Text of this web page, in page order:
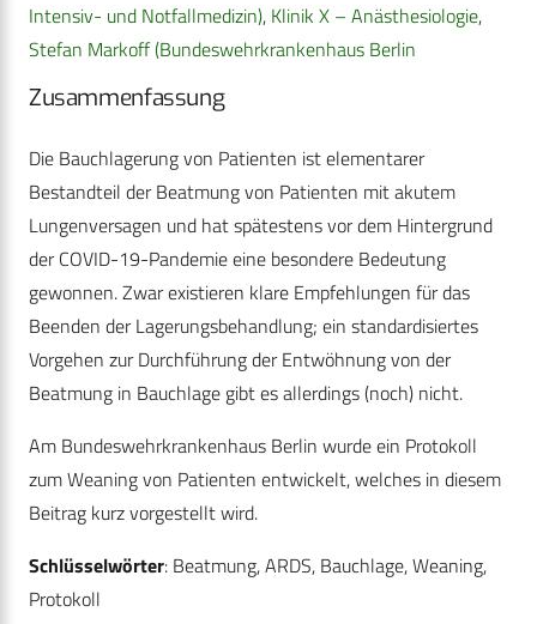
Intensiv- und Notfallmedizin), Klinik X – Anästhesiologie,
Stefan Markoff (Bundeswehrkrankenhaus Berlin
Zusammenfassung
Die Bauchlagerung von Patienten ist elementarer
Bestandteil der Beatmung von Patienten mit akutem
Lungenversagen und hat spätestens vor dem Hintergrund
der COVID-19-Pandemie eine besondere Bedeutung
gewonnen. Zwar existieren klare Empfehlungen für das
Beenden der Lagerungsbehandlung; ein standardisiertes
Vorgehen zur Durchführung der Entwöhnung von der
Beatmung in Bauchlage gibt es allerdings (noch) nicht.
Am Bundeswehrkrankenhaus Berlin wurde ein Protokoll
zum Weaning von Patienten entwickelt, welches in diesem
Beitrag kurz vorgestellt wird.
Schlüsselwörter: Beatmung, ARDS, Bauchlage, Weaning,
Protokoll